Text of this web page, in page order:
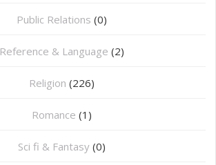
Public Relations (0)
Reference & Language (2)
Religion (226)
Romance (1)
Sci fi & Fantasy (0)